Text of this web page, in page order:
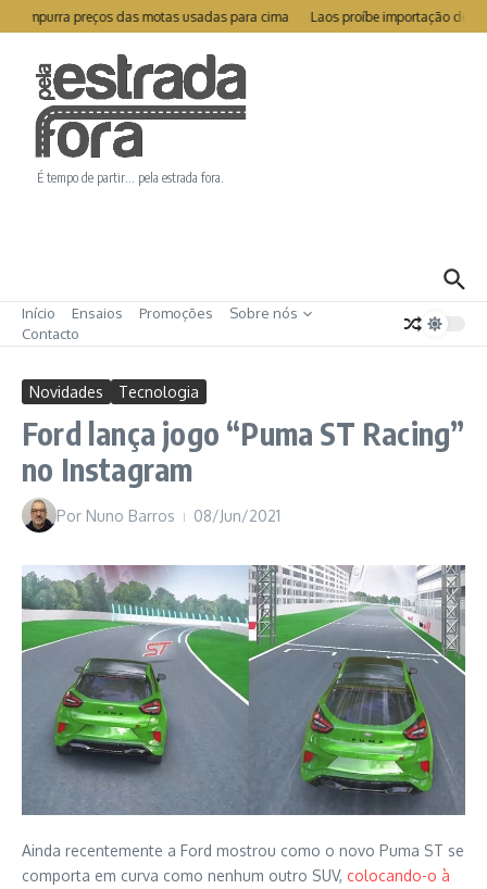
Ir para o conteúdo
empurra preços das motas usadas para cima Laos proíbe importação de
É tempo de partir… pela estrada fora.
Início Ensaios Promoções
Sobre nós
Contacto
Novidades Tecnologia
Ford lança jogo “Puma ST Racing”
no Instagram
Por Nuno Barros 08/Jun/2021
Ainda recentemente a Ford mostrou como o novo Puma ST se
comporta em curva como nenhum outro SUV, colocando-o à